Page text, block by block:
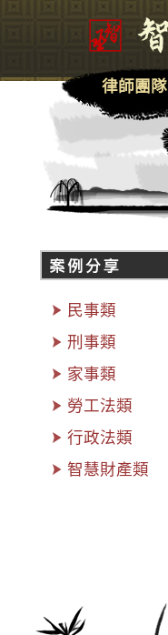
律師團隊
民事類
刑事類
家事類
勞工法類
行政法類
智慧財產類